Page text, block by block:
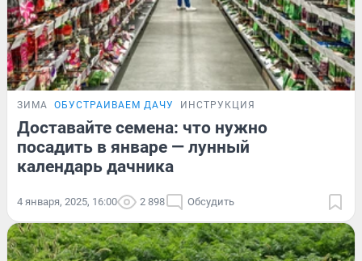
ЗИМА ОБУСТРАИВАЕМ ДАЧУ ИНСТРУКЦИЯ
Доставайте семена: что нужно
посадить в январе — лунный
календарь дачника
4 января, 2025, 16:00 2 898 Обсудить